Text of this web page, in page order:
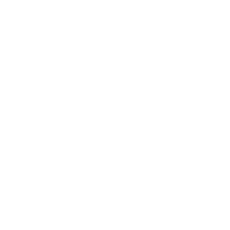
alcance de estos nuevos
nuevas condiciones
de su firma, y los Servicios
una de las Partes decida poner
De aquí en adelante el plazo o
al Cuidador con al menos